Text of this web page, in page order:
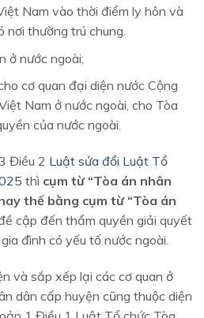
Nam vào thời điểm ly hôn và
nơi thường trú chung.
ở nước ngoài;
cơ quan đại diện nước Cộng
Nam ở nước ngoài, cho Tòa
của nước ngoài.
Điều 2 Luật sửa đổi Luật Tổ
thì cụm từ “Tòa án nhân
thế bằng cụm từ “Tòa án
cập đến thẩm quyền giải quyết
đình có yếu tố nước ngoài.
và sắp xếp lại các cơ quan ở
dân cấp huyện cũng thuộc diện